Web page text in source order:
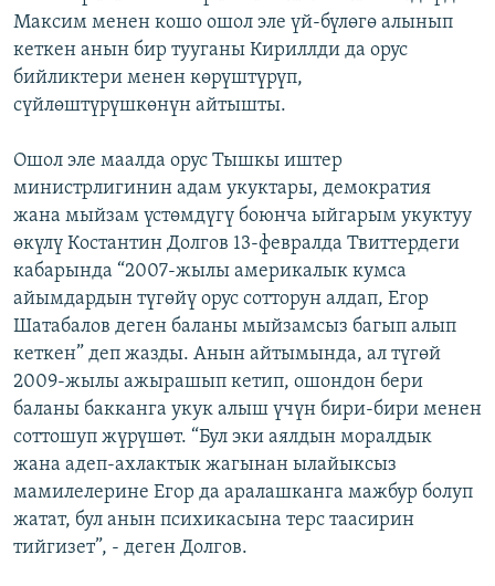
Максим менен кошо ошол эле үй-бүлөгө алынып
кеткен анын бир тууганы Кириллди да орус
бийликтери менен көрүштүрүп,
сүйлөштүрүшкөнүн айтышты.
Ошол эле маалда орус Тышкы иштер
министрлигинин адам укуктары, демократия
жана мыйзам үстөмдүгү боюнча ыйгарым укуктуу
өкүлү Костантин Долгов 13-февралда Твиттердеги
кабарында “2007-жылы америкалык кумса
айымдардын түгөйү орус сотторун алдап, Егор
Шатабалов деген баланы мыйзамсыз багып алып
кеткен” деп жазды. Анын айтымында, ал түгөй
2009-жылы ажырашып кетип, ошондон бери
баланы бакканга укук алыш үчүн бири-бири менен
соттошуп жүрүшөт. “Бул эки аялдын моралдык
жана адеп-ахлактык жагынан ылайыксыз
мамилелерине Егор да аралашканга мажбур болуп
жатат, бул анын психикасына терс таасирин
тийгизет”, - деген Долгов.